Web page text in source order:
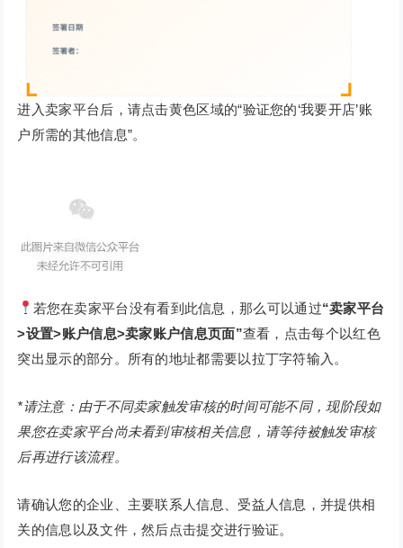
进入卖家平台后，请点击黄色区域的“验证您的‘我要开店’账
户所需的其他信息”。
若您在卖家平台没有看到此信息，那么可以通过“卖家平台
>设置>账户信息>卖家账户信息页面”查看，点击每个以红色
突出显示的部分。所有的地址都需要以拉丁字符输入。
*请注意：由于不同卖家触发审核的时间可能不同，现阶段如
果您在卖家平台尚未看到审核相关信息，请等待被触发审核
后再进行该流程。
请确认您的企业、主要联系人信息、受益人信息，并提供相
关的信息以及文件，然后点击提交进行验证。